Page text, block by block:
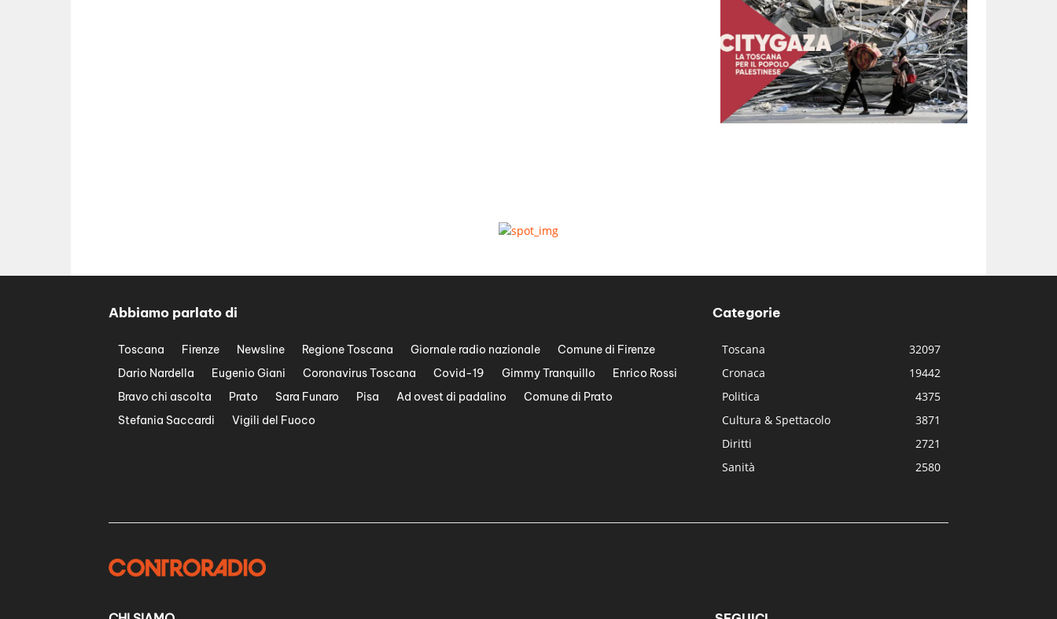
Abbiamo parlato di
Toscana Firenze Newsline Regione Toscana Giornale radio nazionale
Comune di Firenze
Dario Nardella
Eugenio Giani Coronavirus Toscana Covid-19 Gimmy Tranquillo
Enrico Rossi
Bravo chi ascolta
Prato Sara Funaro Pisa Ad ovest di padalino
Comune di Prato
Stefania Saccardi
Vigili del Fuoco
Categorie
Toscana
32097
Cronaca
19442
Politica
4375
Cultura & Spettacolo
3871
Diritti
2721
Sanità
2580